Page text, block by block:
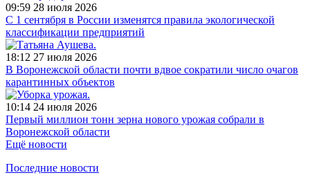
09:59 28 июля 2026
С 1 сентября в России изменятся правила экологической
классификации предприятий
18:12 27 июля 2026
В Воронежской области почти вдвое сократили число очагов
карантинных объектов
10:14 24 июля 2026
Первый миллион тонн зерна нового урожая собрали в
Воронежской области
Ещё новости
Последние новости